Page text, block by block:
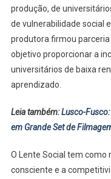
produção, de
de vulnerabilidade social
produtora firmou
objetivo proporcionar a
universitários de baixa
aprendizado.
Leia também:Lusco-
em Grande Set de
O Lente Social tem
consciente e a